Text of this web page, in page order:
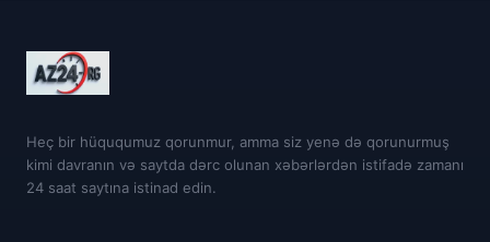
Heç bir hüququmuz qorunmur, amma siz yenə də qorunurmuş
kimi davranın və saytda dərc olunan xəbərlərdən istifadə zamanı
24 saat saytına istinad edin.